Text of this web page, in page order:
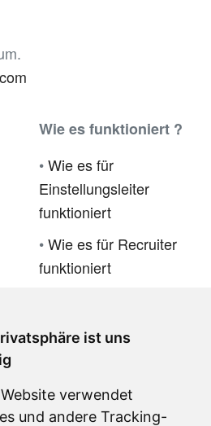
ist uns
verwendet
und andere Tracking-
Wie es funktioniert ?
•Wie es für
Einstellungsleiter
funktioniert
•Wie es für Recruiter
funktioniert